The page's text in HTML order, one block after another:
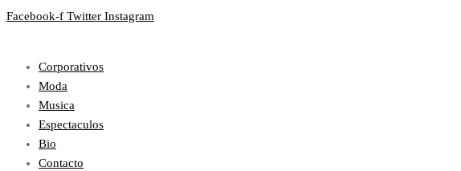
Facebook-f Twitter Instagram
Corporativos
Moda
Musica
Espectaculos
Bio
Contacto